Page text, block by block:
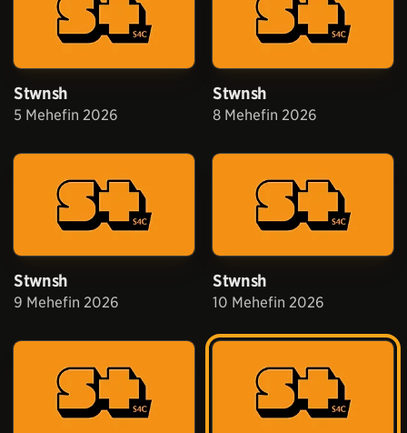
Stwnsh
5 Mehefin 2026
Stwnsh
8 Mehefin 2026
Stwnsh
9 Mehefin 2026
Stwnsh
10 Mehefin 2026